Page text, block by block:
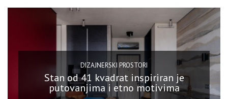
DIZAJNERSKI PROSTORI
Stan od 41 kvadrat inspiriran je
putovanjima i etno motivima